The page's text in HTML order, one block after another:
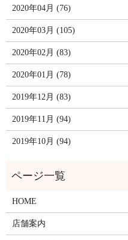
2020年04月 (76)
2020年03月 (105)
2020年02月 (83)
2020年01月 (78)
2019年12月 (83)
2019年11月 (94)
2019年10月 (94)
HOME
店舗案内